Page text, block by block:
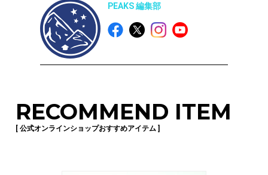
PEAKS 編集部
RECOMMEND ITEM
[ 公式オンラインショップおすすめアイテム ]